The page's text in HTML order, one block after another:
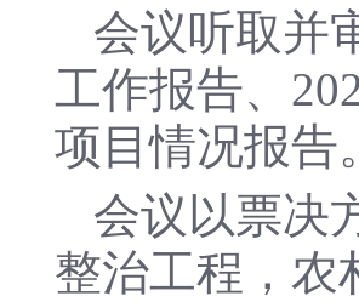
会议听取并
工作报告、
项目情况报告。
会议以票决
整治工程，农